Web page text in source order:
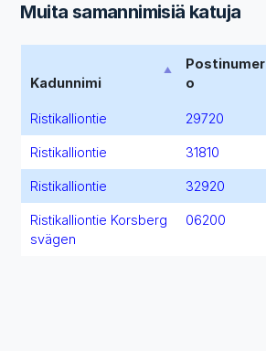
Muita samannimisiä katuja
Kadunnimi
Postinumer
o
Ristikalliontie 29720
Ristikalliontie 31810
Ristikalliontie 32920
Ristikalliontie Korsberg
svägen
06200